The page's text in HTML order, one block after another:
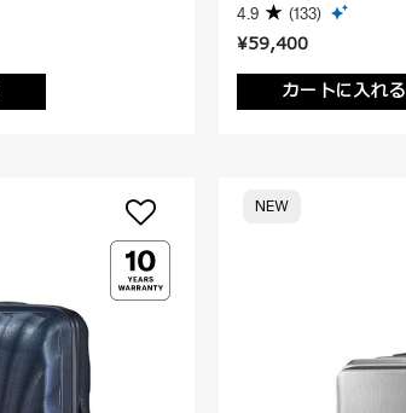
¥59,400
カートに入れる
4.9 (133)
NEW